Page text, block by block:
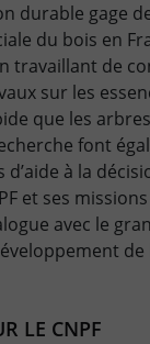
durable gage
du bois en
de
sur les
que les
font
à la
et ses
avec le
LE CNPF